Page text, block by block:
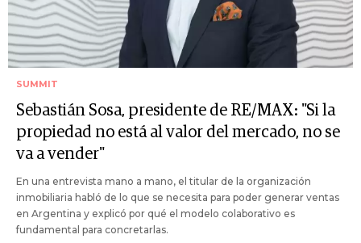
SUMMIT
Sebastián Sosa, presidente de RE/MAX: "Si la
propiedad no está al valor del mercado, no se
va a vender"
En una entrevista mano a mano, el titular de la organización
inmobiliaria habló de lo que se necesita para poder generar ventas
en Argentina y explicó por qué el modelo colaborativo es
fundamental para concretarlas.